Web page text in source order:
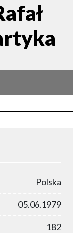
Polska
05.06.1979
182